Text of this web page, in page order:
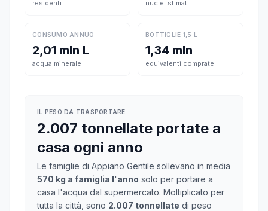
residenti nuclei stimati
CONSUMO ANNUO
2,01 mln L
acqua minerale
BOTTIGLIE 1,5 L
1,34 mln
equivalenti comprate
IL PESO DA TRASPORTARE
2.007 tonnellate portate a
casa ogni anno
Le famiglie di Appiano Gentile sollevano in media
570 kg a famiglia l'anno solo per portare a
casa l'acqua dal supermercato. Moltiplicato per
tutta la città, sono 2.007 tonnellate di peso